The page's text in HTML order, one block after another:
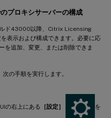
ロキシサーバーの構成
ド43000以降、Citrix Licensing
表示および構成できます。必要に応
を追加、変更、または削除できま
の手順を実行します。
の右上にある ［設定］ を